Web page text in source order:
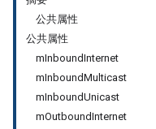
公共属性
公共属性
mInboundInternet
mInboundMulticast
mInboundUnicast
mOutboundInternet